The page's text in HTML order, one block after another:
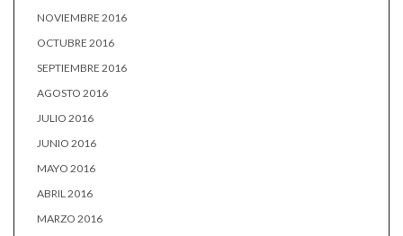
NOVIEMBRE 2016
OCTUBRE 2016
SEPTIEMBRE 2016
AGOSTO 2016
JULIO 2016
JUNIO 2016
MAYO 2016
ABRIL 2016
MARZO 2016